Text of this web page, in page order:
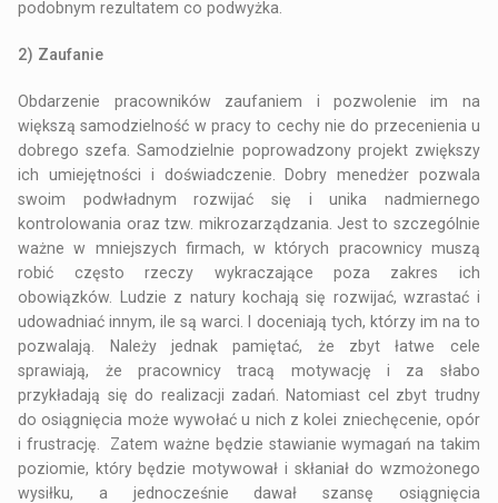
podobnym rezultatem co podwyżka.
2) Zaufanie
Obdarzenie pracowników zaufaniem i pozwolenie im na
większą samodzielność w pracy to cechy nie do przecenienia u
dobrego szefa. Samodzielnie poprowadzony projekt zwiększy
ich umiejętności i doświadczenie. Dobry menedżer pozwala
swoim podwładnym rozwijać się i unika nadmiernego
kontrolowania oraz tzw. mikrozarządzania. Jest to szczególnie
ważne w mniejszych firmach, w których pracownicy muszą
robić często rzeczy wykraczające poza zakres ich
obowiązków. Ludzie z natury kochają się rozwijać, wzrastać i
udowadniać innym, ile są warci. I doceniają tych, którzy im na to
pozwalają. Należy jednak pamiętać, że zbyt łatwe cele
sprawiają, że pracownicy tracą motywację i za słabo
przykładają się do realizacji zadań. Natomiast cel zbyt trudny
do osiągnięcia może wywołać u nich z kolei zniechęcenie, opór
i frustrację. Zatem ważne będzie stawianie wymagań na takim
poziomie, który będzie motywował i skłaniał do wzmożonego
wysiłku, a jednocześnie dawał szansę osiągnięcia